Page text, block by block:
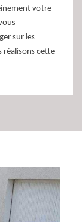
votre
sur les
réalisons cette